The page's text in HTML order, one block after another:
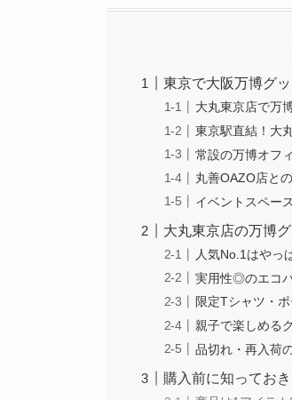
東京で大阪万博グ
大丸東京店で万
東京駅直結！大
常設の万博オフ
丸善OAZO店と
イベントスペー
大丸東京店の万博
人気No.1はやっ
実用性◎のエコ
限定Tシャツ・
親子で楽しめる
品切れ・再入荷
購入前に知ってお